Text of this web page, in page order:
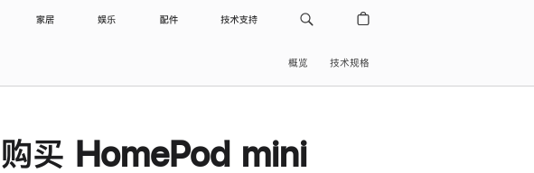
家居 娱乐 配件 技术支持
概览 技术规格
购买 HomePod mini